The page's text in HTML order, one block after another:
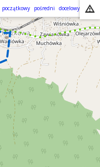
początkowy pośredni docelowy